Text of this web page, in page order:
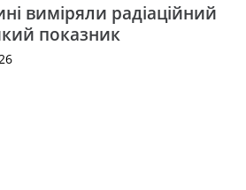
виміряли радіаційний
показник